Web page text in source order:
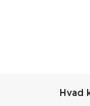
Hvad